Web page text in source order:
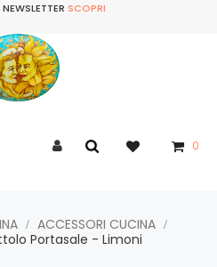
SCOPRI
0
ACCESSORI CUCINA
Portasale - Limoni